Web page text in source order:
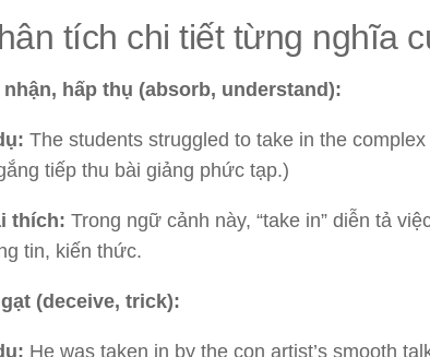
tích chi tiết từng nghĩa
nhận, hấp thụ (absorb, understand):
The students struggled to take in the
tiếp thu bài giảng phức tạp.)
thích: Trong ngữ cảnh này, “take in” diễn tả
tin, kiến thức.
(deceive, trick):
He was taken in by the con artist’s smooth